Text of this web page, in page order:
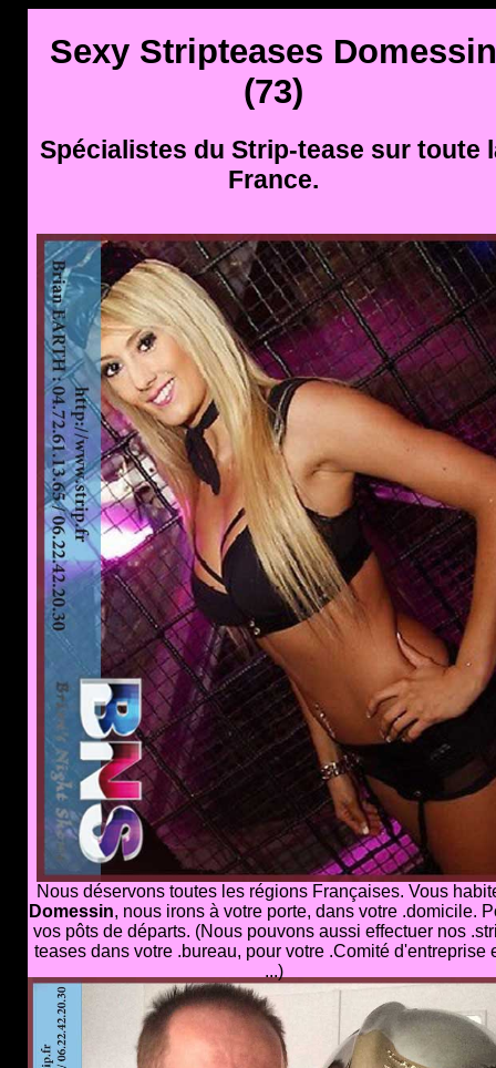
Sexy Stripteases Domessin
(73)
Spécialistes du Strip-tease sur toute
France.
Nous déservons toutes les régions Françaises. Vous
Domessin, nous irons à votre porte, dans votre .domicile.
vos pôts de départs. (Nous pouvons aussi effectuer nos
teases dans votre .bureau, pour votre .Comité d'entreprise
...)